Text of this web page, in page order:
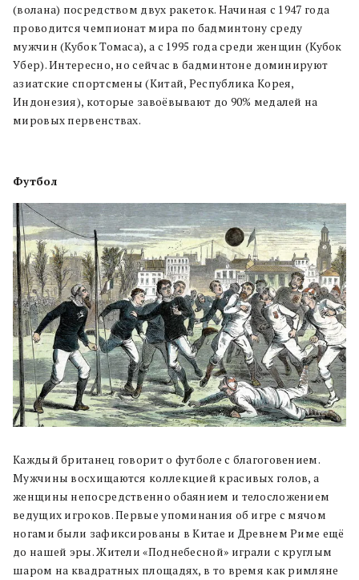
(волана) посредством двух ракеток. Начиная с 1947 года
проводится чемпионат мира по бадминтону среду
мужчин (Кубок Томаса), а с 1995 года среди женщин (Кубок
Убер). Интересно, но сейчас в бадминтоне доминируют
азиатские спортсмены (Китай, Республика Корея,
Индонезия), которые завоёвывают до 90% медалей на
мировых первенствах.
Футбол
Каждый британец говорит о футболе с благоговением.
Мужчины восхищаются коллекцией красивых голов, а
женщины непосредственно обаянием и телосложением
ведущих игроков. Первые упоминания об игре с мячом
ногами были зафиксированы в Китае и Древнем Риме ещё
до нашей эры. Жители «Поднебесной» играли с круглым
шаром на квадратных площадях, в то время как римляне